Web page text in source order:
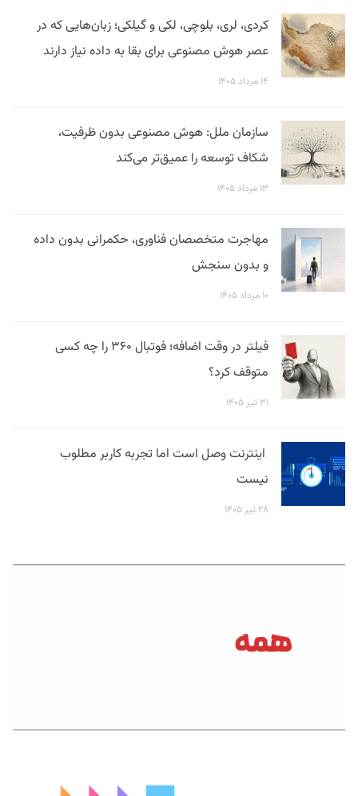
کردی، لری، بلوچی، لکی و گیلکی؛ زبان‌هایی که در
عصر هوش مصنوعی برای بقا به داده نیاز دارند
۱۴ مرداد ۱۴۰۵
سازمان ملل: هوش مصنوعی بدون ظرفیت،
شکاف توسعه را عمیق‌تر می‌کند
۱۳ مرداد ۱۴۰۵
مهاجرت متخصصان فناوری، حکمرانی بدون داده
و بدون سنجش
۱۰ مرداد ۱۴۰۵
فیلتر در وقت اضافه؛ فوتبال ۳۶۰ را چه کسی
متوقف کرد؟
۳۱ تیر ۱۴۰۵
اینترنت وصل است اما تجربه کاربر مطلوب
نیست
۲۸ تیر ۱۴۰۵